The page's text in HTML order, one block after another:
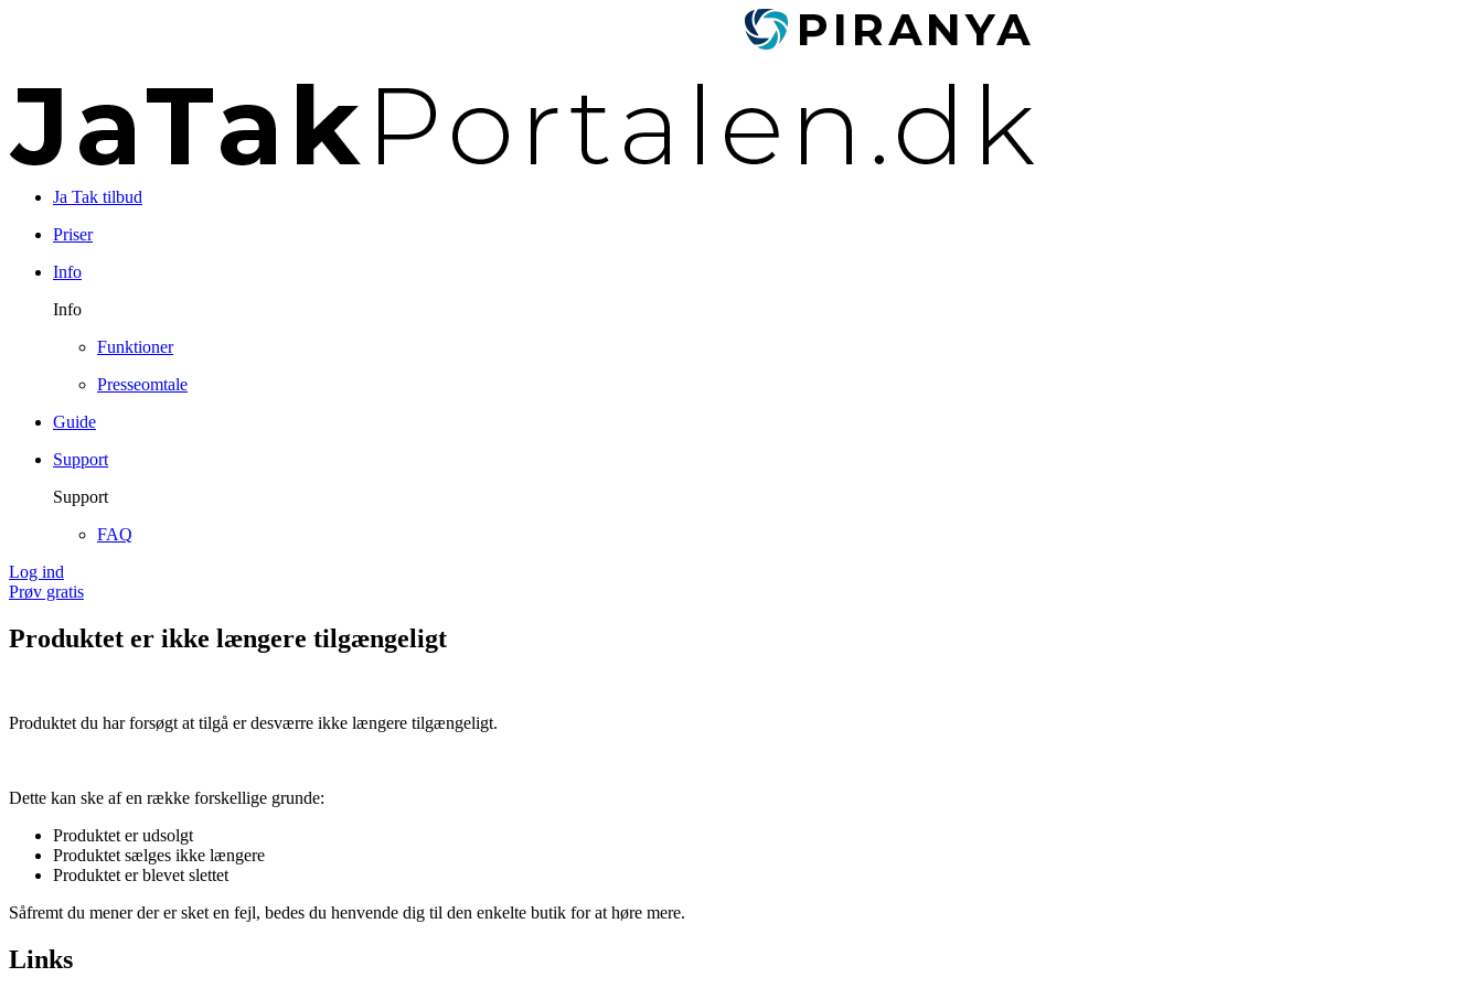
Ja Tak tilbud
Priser
Info
Info
Funktioner
Presseomtale
Guide
Support
Support
FAQ
Log ind
Prøv gratis
Produktet er ikke længere tilgængeligt
Produktet du har forsøgt at tilgå er desværre ikke længere tilgængeligt.
Dette kan ske af en række forskellige grunde:
Produktet er udsolgt
Produktet sælges ikke længere
Produktet er blevet slettet
Såfremt du mener der er sket en fejl, bedes du henvende dig til den enkelte butik for at høre mere.
Links